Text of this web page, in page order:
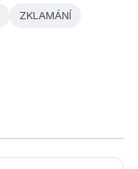
ZKLAMÁNÍ